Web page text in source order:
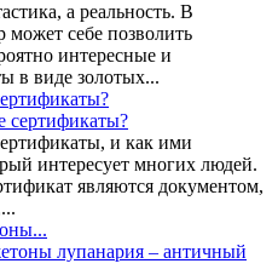
а реальность. В
может себе позволить
интересные и
в виде золотых...
и как ими
интересует многих людей.
являются документом,